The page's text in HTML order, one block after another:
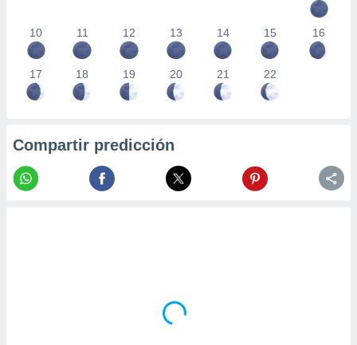
10 11 12 13 14 15 16
17 18 19 20 21 22
Compartir predicción